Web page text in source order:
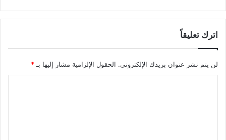
اترك تعليقاً
لن يتم نشر عنوان بريدك الإلكتروني. الحقول الإلزامية مشار إليها بـ*